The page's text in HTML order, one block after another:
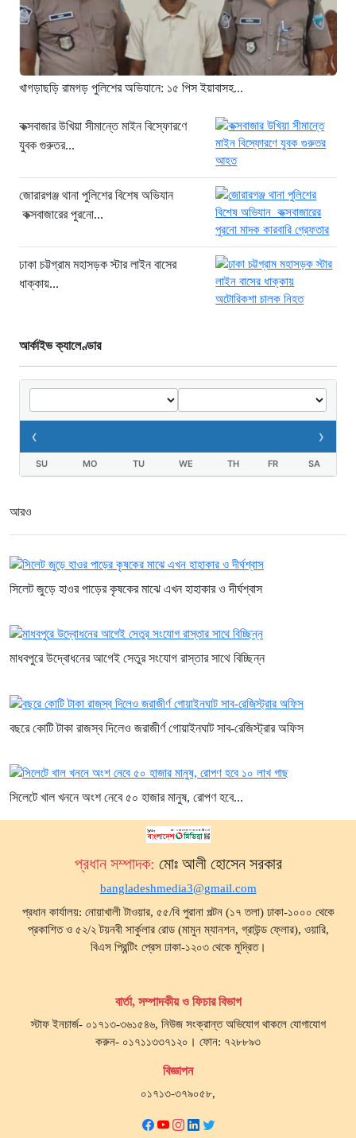
২ ঘণ্টা আগে
সিলিন্ডার লিকেজে ভয়াবহ অগ্নিকাণ্ড: দগ্ধ ৩
জনের অবস্থা আশঙ্কাজনক
২ ঘণ্টা আগে
সাকিবকে নিয়ে বিস্ফোরক আসিফ আকবর
“ইলিয়াস আলীকে অপহরণ-হত্যা মামলা:
সাইফুর রহমান গ্রেপ্তার হচ্ছেন”
খাগড়াছড়ি রামগড় পুলিশের অভিযানে: ১৫
পিস ইয়াবাসহ যুবক গ্রেপ্তার
খাগড়াছড়ি রামগড় পুলিশের অভিযানে: ১৫ পিস ইয়াবাসহ...
কক্সবাজার উখিয়া সীমান্তে মাইন বিস্ফোরণে
যুবক গুরুতর...
জোরারগঞ্জ থানা পুলিশের বিশেষ অভিযান
কক্সবাজারের পুরনো...
ঢাকা চট্টগ্রাম মহাসড়ক স্টার লাইন বাসের
ধাক্কায়...
আর্কাইভ ক্যালেণ্ডার
‹ ›
SU MO TU WE TH FR SA
আরও
সিলেট জুড়ে হাওর পাড়ের কৃষকের মাঝে এখন হাহাকার ও দীর্ঘশ্বাস
মাধবপুরে উদ্বোধনের আগেই সেতুর সংযোগ রাস্তার সাথে বিচ্ছিন্ন
বছরে কোটি টাকা রাজস্ব দিলেও জরাজীর্ণ গোয়াইনঘাট সাব-রেজিস্ট্রার অফিস
সিলেটে খাল খননে অংশ নেবে ৫০ হাজার মানুষ, রোপণ হবে...
প্রধান সম্পাদক: মোঃ আলী হোসেন সরকার
bangladeshmedia3@gmail.com
প্রধান কার্যালয়: নোয়াখালী টাওয়ার, ৫৫/বি পুরানা পল্টন (১৭ তলা) ঢাকা-১০০০ থেকে
প্রকাশিত ও ৫২/২ টয়নবী সার্কুলার রোড (মামুন ম্যানশন, গ্রাউন্ড ফ্লোর), ওয়ারি,
বিএস প্রিন্টিং প্রেস ঢাকা-১২০৩ থেকে মুদ্রিত।
বার্তা, সম্পাদকীয় ও ফিচার বিভাগ
স্টাফ ইনচার্জ- ০১৭১৩-৩৬১৫৪৬, নিউজ সংক্রান্ত অভিযোগ থাকলে যোগাযোগ
করুন- ০১৭১১৩৩৭১২০। ফোন: ৭২৮৮৯৩
বিজ্ঞাপন
০১৭১৩-৩৭৯০৫৮,